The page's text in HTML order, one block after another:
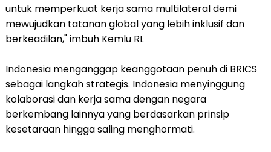
untuk memperkuat kerja sama multilateral demi
mewujudkan tatanan global yang lebih inklusif dan
berkeadilan," imbuh Kemlu RI.
Indonesia menganggap keanggotaan penuh di BRICS
sebagai langkah strategis. Indonesia menyinggung
kolaborasi dan kerja sama dengan negara
berkembang lainnya yang berdasarkan prinsip
kesetaraan hingga saling menghormati.